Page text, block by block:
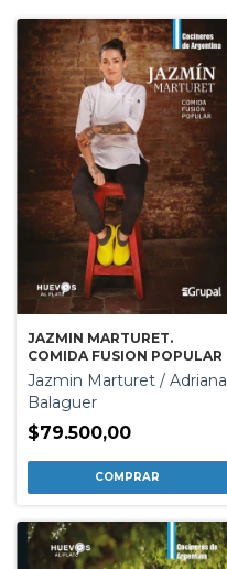
JAZMIN MARTURET.
COMIDA FUSION POPULAR
Jazmin Marturet / Adriana
Balaguer
$79.500,00